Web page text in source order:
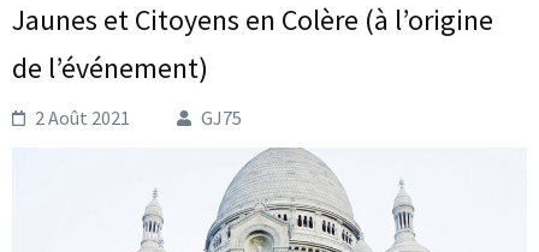
Jaunes et Citoyens en Colère (à l’origine
de l’événement)
2 Août 2021 GJ75